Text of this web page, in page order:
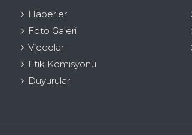
Haberler
Foto Galeri
Videolar
Etik Komisyonu
Duyurular